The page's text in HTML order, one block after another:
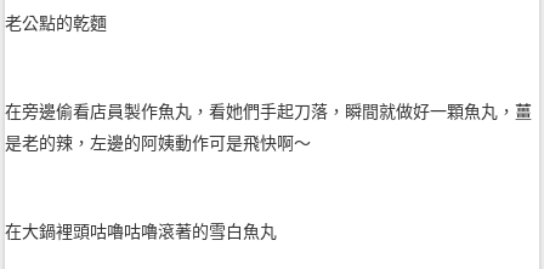
老公點的乾麵
在旁邊偷看店員製作魚丸，看她們手起刀落，瞬間就做好一顆魚丸，薑
是老的辣，左邊的阿姨動作可是飛快啊～
在大鍋裡頭咕嚕咕嚕滾著的雪白魚丸